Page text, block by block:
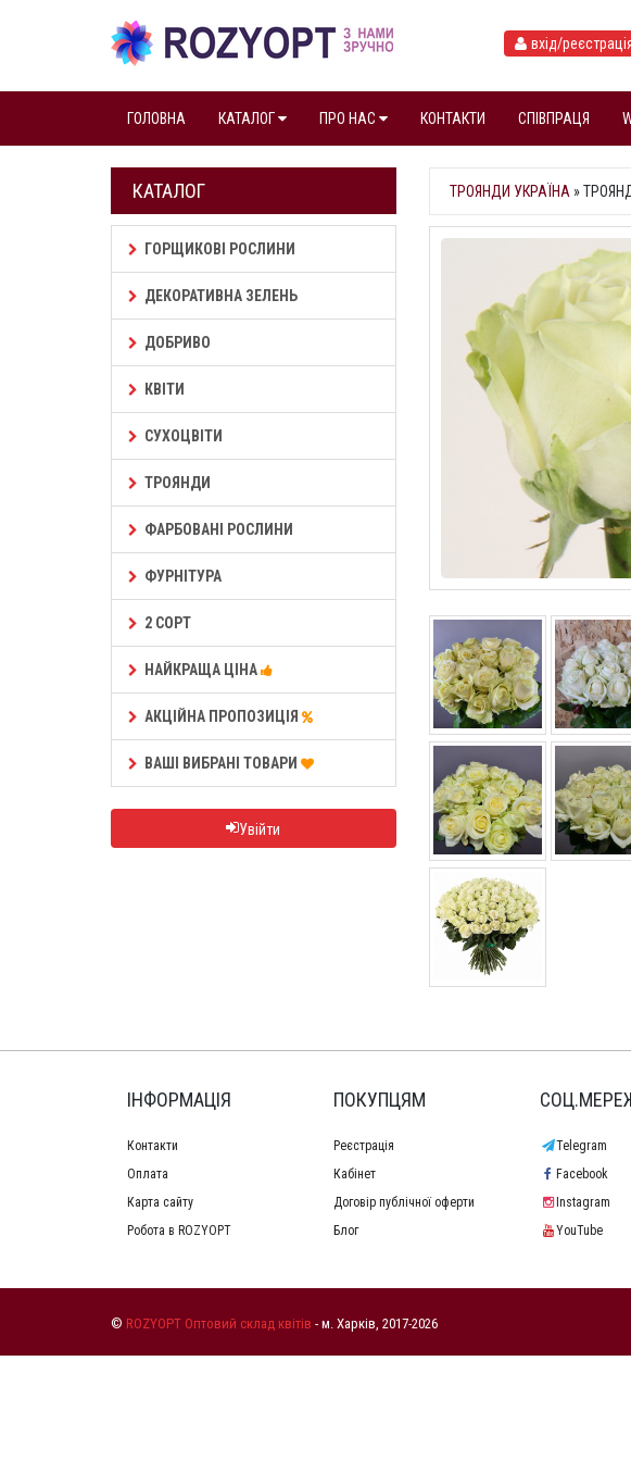
вхід/
ГОЛОВНА КАТАЛОГ ПРО НАС КОНТАКТИ СПІВПРАЦЯ
КАТАЛОГ
ГОРЩИКОВІ РОСЛИНИ
ДЕКОРАТИВНА ЗЕЛЕНЬ
ДОБРИВО
КВІТИ
СУХОЦВІТИ
ТРОЯНДИ
ФАРБОВАНІ РОСЛИНИ
ФУРНІТУРА
2 СОРТ
НАЙКРАЩА ЦІНА
АКЦІЙНА ПРОПОЗИЦІЯ
ВАШІ ВИБРАНІ ТОВАРИ
Увійти
ТРОЯНДИ УКРАЇНА »
ІНФОРМАЦІЯ
Контакти
Оплата
Карта сайту
Робота в ROZYOPT
ПОКУПЦЯМ
Реєстрація
Кабінет
Договір публічної оферти
Блог
Telegram
Facebook
Instagram
YouTube
© ROZYOPT Оптовий склад квітів - м. Харків, 2017-2026